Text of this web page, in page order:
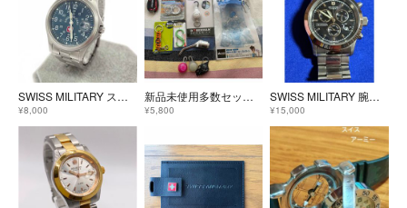
SWISS MILITARY スイスミリタリー ミリタリーウォッチ 腕時計 クォーツ/SS/ 6-413/6-513/ハノワ シルバーカラー レディース / 240001203119
¥8,000
新品未使用多数セット 防災用品 キャンピング キャンプ 防犯 スイステック
¥5,800
SWISS MILITARY 腕時計CHRONOGRAPH ブラック
¥15,000